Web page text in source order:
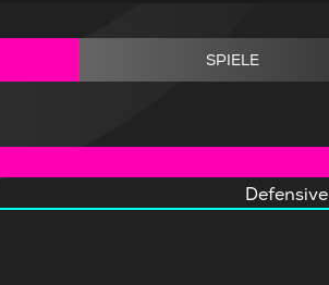
SPIELE
Defensive